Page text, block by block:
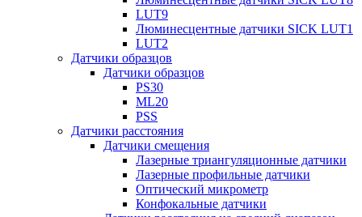
LUT9
Люминесцентные датчики SICK LUT1
LUT2
Датчики образцов
Датчики образцов
PS30
ML20
PSS
Датчики расстояния
Датчики смещения
Лазерные триангуляционные датчики
Лазерные профильные датчики
Оптический микрометр
Конфокальные датчики